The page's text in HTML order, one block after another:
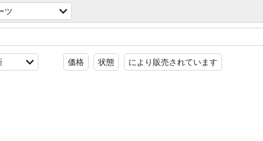
ツ
価格 状態 により販売されています